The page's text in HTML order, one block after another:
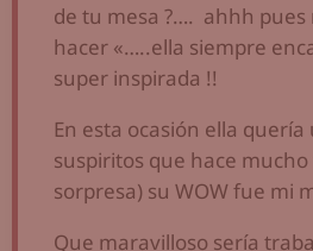
de tu mesa ?…. ahhh pues
hacer «…..ella siempre
super inspirada !!
En esta ocasión ella
suspiritos que hace
sorpresa) su WOW fue mi
Que maravilloso sería